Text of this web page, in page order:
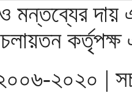
মন্তব্যের দায়
২০২০ |